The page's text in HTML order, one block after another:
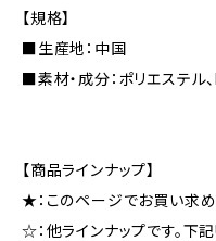
【規格】
■生産地：中国
■素材・成分：ポリエステル
【商品ラインナップ】
★：このページでお買い求め
☆：他ラインナップです。下